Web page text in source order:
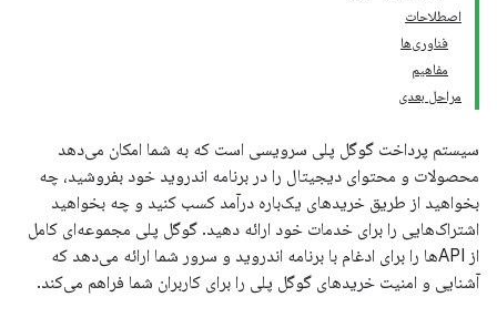
اصطلاحات
فناوری‌ها
مفاهیم
مراحل بعدی
سیستم پرداخت گوگل پلی سرویسی است که به شما امکان می‌دهد
محصولات و محتوای دیجیتال را در برنامه اندروید خود بفروشید، چه
بخواهید از طریق خریدهای یک‌باره درآمد کسب کنید و چه بخواهید
اشتراک‌هایی را برای خدمات خود ارائه دهید. گوگل پلی مجموعه‌ای کامل
از APIها را برای ادغام با برنامه اندروید و سرور شما ارائه می‌دهد که
آشنایی و امنیت خریدهای گوگل پلی را برای کاربران شما فراهم می‌کند.